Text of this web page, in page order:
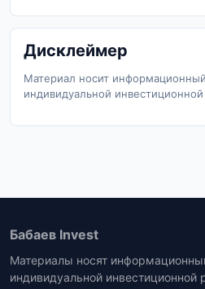
Дисклеймер
Материал носит
индивидуальной
Бабаев Invest
Материалы носят
индивидуальной инвестиционной